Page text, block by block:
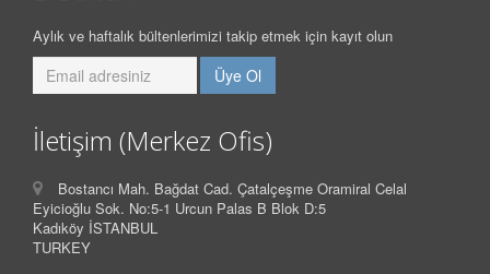
Aylık ve haftalık bültenlerimizi takip etmek için kayıt olun
İletişim (Merkez Ofis)
Bostancı Mah. Bağdat Cad. Çatalçeşme Oramiral Celal
Eyicioğlu Sok. No:5-1 Urcun Palas B Blok D:5
Kadıköy İSTANBUL
TURKEY